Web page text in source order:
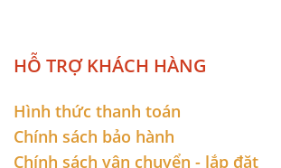
HỖ TRỢ KHÁCH HÀNG
Hình thức thanh toán
Chính sách bảo hành
Chính sách vận chuyển - lắp đặt